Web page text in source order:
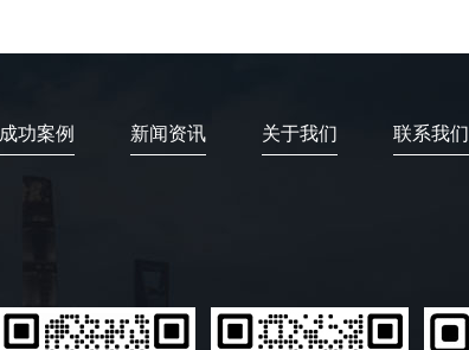
成功案例 新闻资讯 关于我们 联系我们